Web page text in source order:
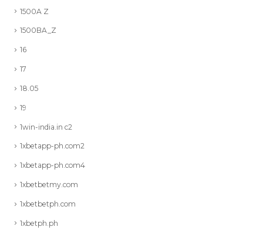
1500A Z
1500BA_Z
16
17
18.05
19
1win-india.in c2
1xbetapp-ph.com2
1xbetapp-ph.com4
1xbetbetmy.com
1xbetbetph.com
1xbetph.ph